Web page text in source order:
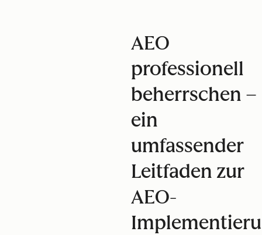
AEO
professionell
beherrschen –
ein
umfassender
Leitfaden zur
AEO-